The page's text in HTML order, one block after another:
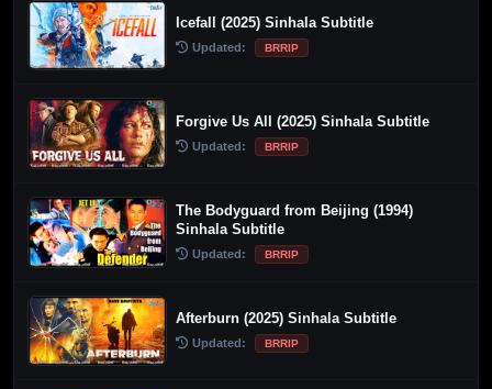
Icefall (2025) Sinhala Subtitle
Updated: BRRIP
Forgive Us All (2025) Sinhala Subtitle
Updated: BRRIP
The Bodyguard from Beijing (1994)
Sinhala Subtitle
Updated: BRRIP
Afterburn (2025) Sinhala Subtitle
Updated: BRRIP